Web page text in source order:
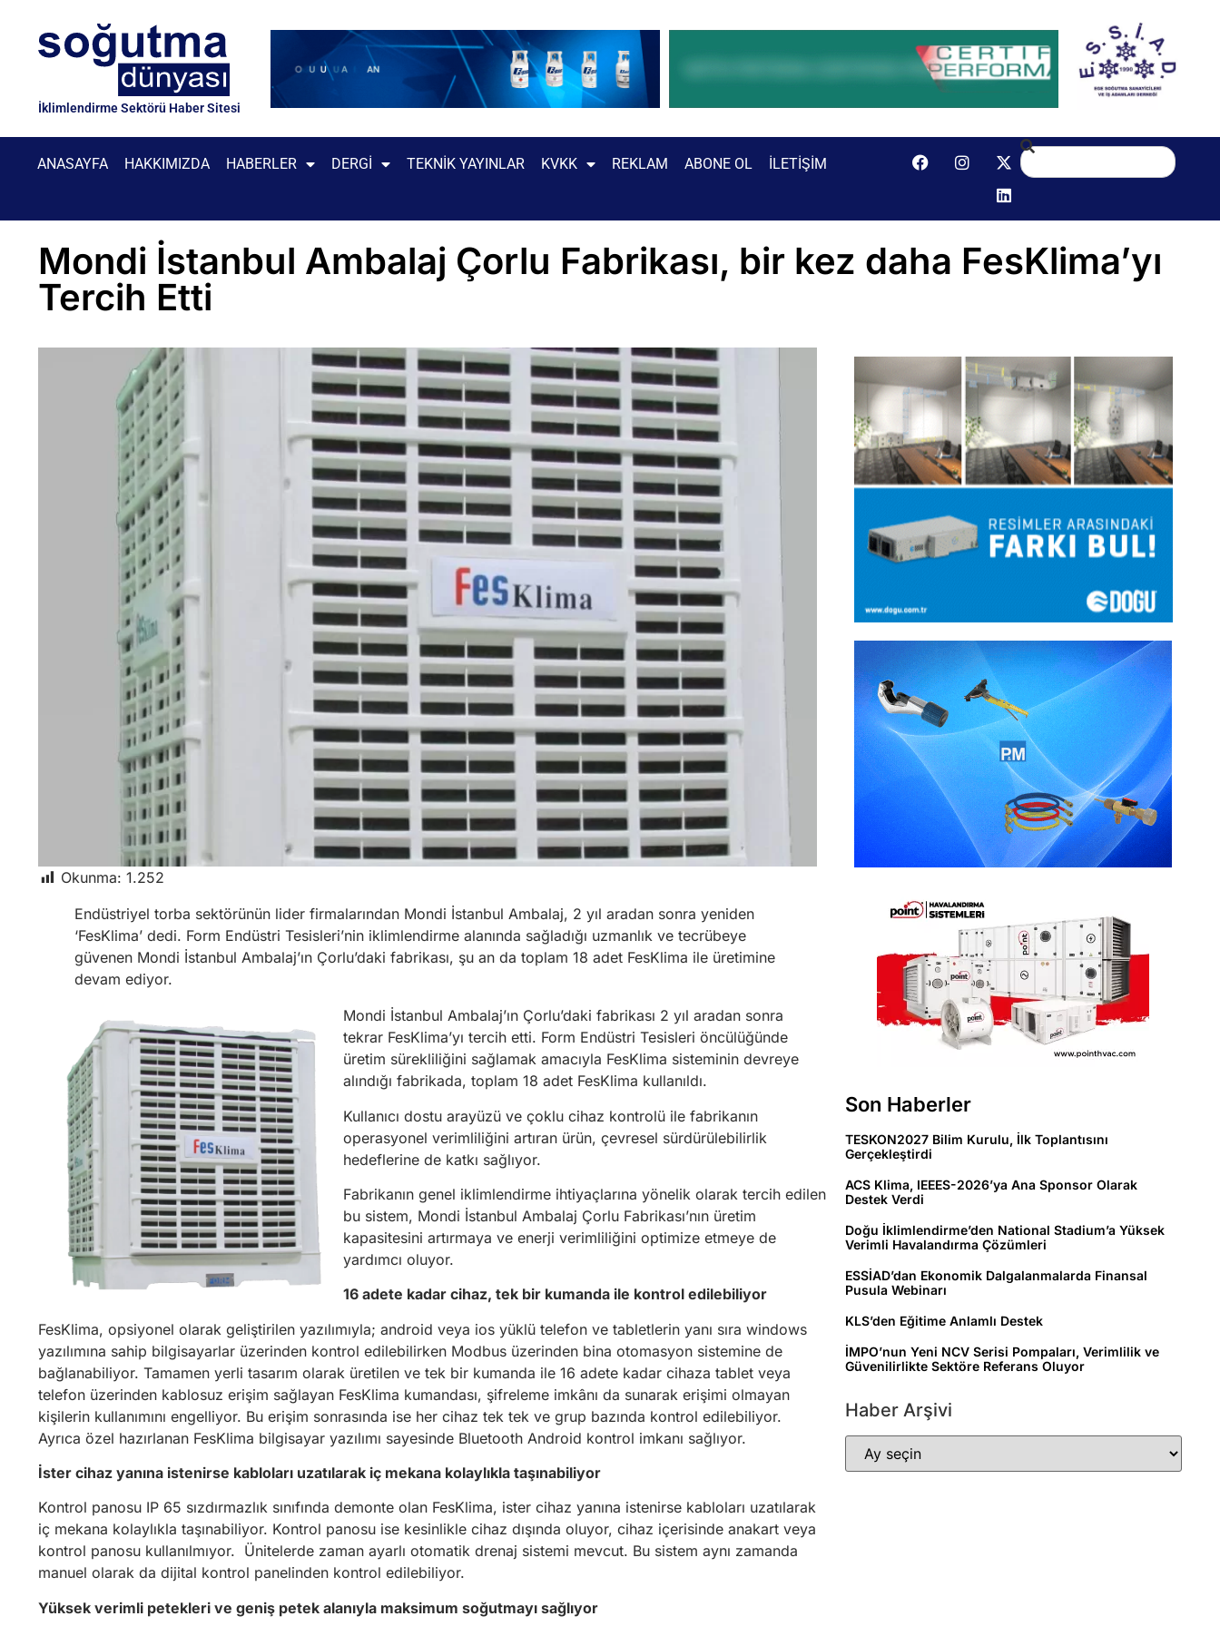
İklimlendirme Sektörü Haber Sitesi
ANASAYFA HAKKIMIZDA HABERLER DERGI TEKNIK YAYINLAR KVKK REKLAM ABONE OL İLETIŞIM
Mondi İstanbul Ambalaj Çorlu Fabrikası, bir kez daha FesKlima’yı
Tercih Etti
Okunma: 1.252
Endüstriyel torba sektörünün lider firmalarından Mondi İstanbul Ambalaj, 2 yıl aradan sonra yeniden
‘FesKlima’ dedi. Form Endüstri Tesisleri’nin iklimlendirme alanında sağladığı uzmanlık ve tecrübeye
güvenen Mondi İstanbul Ambalaj’ın Çorlu’daki fabrikası, şu an da toplam 18 adet FesKlima ile üretimine
devam ediyor.
Mondi İstanbul Ambalaj’ın Çorlu’daki fabrikası 2 yıl aradan sonra
tekrar FesKlima’yı tercih etti. Form Endüstri Tesisleri öncülüğünde
üretim sürekliliğini sağlamak amacıyla FesKlima sisteminin devreye
alındığı fabrikada, toplam 18 adet FesKlima kullanıldı.
Kullanıcı dostu arayüzü ve çoklu cihaz kontrolü ile fabrikanın
operasyonel verimliliğini artıran ürün, çevresel sürdürülebilirlik
hedeflerine de katkı sağlıyor.
Fabrikanın genel iklimlendirme ihtiyaçlarına yönelik olarak tercih edilen
bu sistem, Mondi İstanbul Ambalaj Çorlu Fabrikası’nın üretim
kapasitesini artırmaya ve enerji verimliliğini optimize etmeye de
yardımcı oluyor.
16 adete kadar cihaz, tek bir kumanda ile kontrol edilebiliyor
FesKlima, opsiyonel olarak geliştirilen yazılımıyla; android veya ios yüklü telefon ve tabletlerin yanı sıra windows
yazılımına sahip bilgisayarlar üzerinden kontrol edilebilirken Modbus üzerinden bina otomasyon sistemine de
bağlanabiliyor. Tamamen yerli tasarım olarak üretilen ve tek bir kumanda ile 16 adete kadar cihaza tablet veya
telefon üzerinden kablosuz erişim sağlayan FesKlima kumandası, şifreleme imkânı da sunarak erişimi olmayan
kişilerin kullanımını engelliyor. Bu erişim sonrasında ise her cihaz tek tek ve grup bazında kontrol edilebiliyor.
Ayrıca özel hazırlanan FesKlima bilgisayar yazılımı sayesinde Bluetooth Android kontrol imkanı sağlıyor.
İster cihaz yanına istenirse kabloları uzatılarak iç mekana kolaylıkla taşınabiliyor
Kontrol panosu IP 65 sızdırmazlık sınıfında demonte olan FesKlima, ister cihaz yanına istenirse kabloları uzatılarak
iç mekana kolaylıkla taşınabiliyor. Kontrol panosu ise kesinlikle cihaz dışında oluyor, cihaz içerisinde anakart veya
kontrol panosu kullanılmıyor. Ünitelerde zaman ayarlı otomatik drenaj sistemi mevcut. Bu sistem aynı zamanda
manuel olarak da dijital kontrol panelinden kontrol edilebiliyor.
Yüksek verimli petekleri ve geniş petek alanıyla maksimum soğutmayı sağlıyor
Son Haberler
TESKON2027 Bilim Kurulu, İlk Toplantısını
Gerçekleştirdi
ACS Klima, IEEES-2026’ya Ana Sponsor Olarak
Destek Verdi
Doğu İklimlendirme’den National Stadium’a Yüksek
Verimli Havalandırma Çözümleri
ESSİAD’dan Ekonomik Dalgalanmalarda Finansal
Pusula Webinarı
KLS’den Eğitime Anlamlı Destek
İMPO’nun Yeni NCV Serisi Pompaları, Verimlilik ve
Güvenilirlikte Sektöre Referans Oluyor
Haber Arşivi